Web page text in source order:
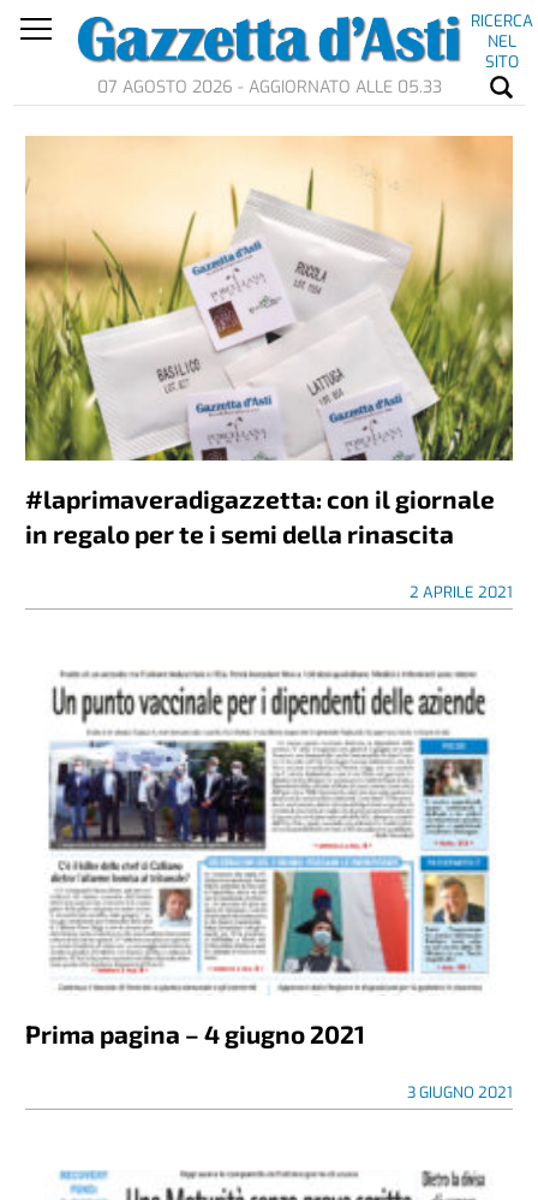
RICERCA
NEL
SITO
07 AGOSTO 2026 - AGGIORNATO ALLE 05.33
#laprimaveradigazzetta: con il giornale
in regalo per te i semi della rinascita
2 APRILE 2021
Prima pagina – 4 giugno 2021
3 GIUGNO 2021